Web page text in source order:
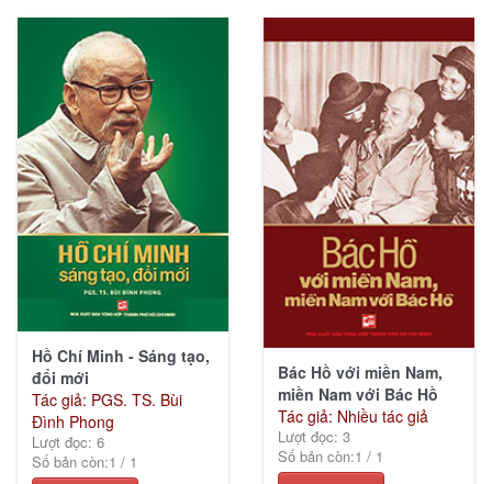
Hồ Chí Minh - Sáng tạo,
đổi mới
Tác giả: PGS. TS. Bùi
Đình Phong
Lượt đọc: 6
Số bản còn:1 /1
Bác Hồ với miền Nam,
miền Nam với Bác Hồ
Tác giả: Nhiều tác giả
Lượt đọc: 3
Số bản còn:1 /1